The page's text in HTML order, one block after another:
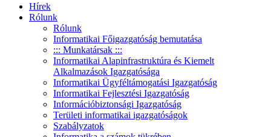
Hírek
Rólunk
Rólunk
Informatikai Főigazgatóság bemutatása
::: Munkatársak :::
Informatikai Alapinfrastruktúra és Kiemelt
Alkalmazások Igazgatósága
Informatikai Ügyféltámogatási Igazgatóság
Informatikai Fejlesztési Igazgatóság
Információbiztonsági Igazgatóság
Területi informatikai igazgatóságok
Szabályzatok